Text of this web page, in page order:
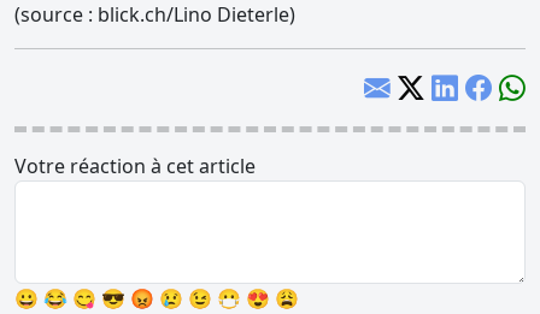
(source : blick.ch/Lino Dieterle)
Votre réaction à cet article
😀 😂 😋 😎 😡 😢 😉 😷 😍 😩